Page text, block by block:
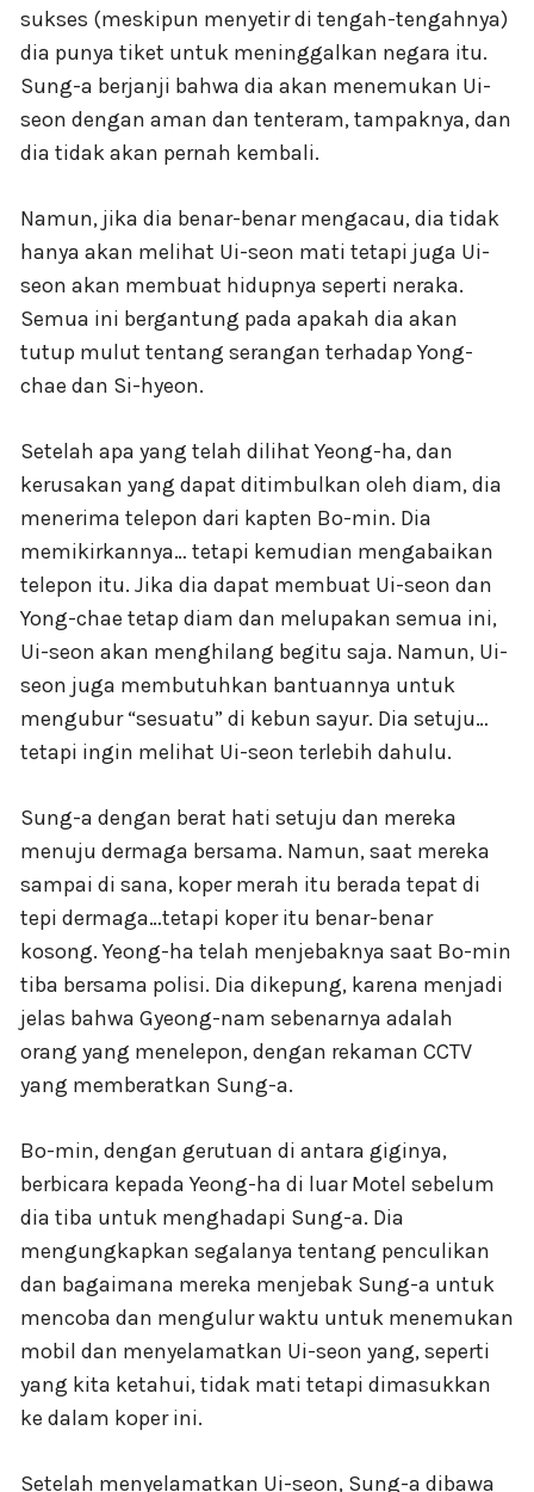
sukses (meskipun menyetir di tengah-tengahnya)
dia punya tiket untuk meninggalkan negara itu.
Sung-a berjanji bahwa dia akan menemukan Ui-
seon dengan aman dan tenteram, tampaknya, dan
dia tidak akan pernah kembali.
Namun, jika dia benar-benar mengacau, dia tidak
hanya akan melihat Ui-seon mati tetapi juga Ui-
seon akan membuat hidupnya seperti neraka.
Semua ini bergantung pada apakah dia akan
tutup mulut tentang serangan terhadap Yong-
chae dan Si-hyeon.
Setelah apa yang telah dilihat Yeong-ha, dan
kerusakan yang dapat ditimbulkan oleh diam, dia
menerima telepon dari kapten Bo-min. Dia
memikirkannya… tetapi kemudian mengabaikan
telepon itu. Jika dia dapat membuat Ui-seon dan
Yong-chae tetap diam dan melupakan semua ini,
Ui-seon akan menghilang begitu saja. Namun, Ui-
seon juga membutuhkan bantuannya untuk
mengubur “sesuatu” di kebun sayur. Dia setuju…
tetapi ingin melihat Ui-seon terlebih dahulu.
Sung-a dengan berat hati setuju dan mereka
menuju dermaga bersama. Namun, saat mereka
sampai di sana, koper merah itu berada tepat di
tepi dermaga…tetapi koper itu benar-benar
kosong. Yeong-ha telah menjebaknya saat Bo-min
tiba bersama polisi. Dia dikepung, karena menjadi
jelas bahwa Gyeong-nam sebenarnya adalah
orang yang menelepon, dengan rekaman CCTV
yang memberatkan Sung-a.
Bo-min, dengan gerutuan di antara giginya,
berbicara kepada Yeong-ha di luar Motel sebelum
dia tiba untuk menghadapi Sung-a. Dia
mengungkapkan segalanya tentang penculikan
dan bagaimana mereka menjebak Sung-a untuk
mencoba dan mengulur waktu untuk menemukan
mobil dan menyelamatkan Ui-seon yang, seperti
yang kita ketahui, tidak mati tetapi dimasukkan
ke dalam koper ini.
Setelah menyelamatkan Ui-seon, Sung-a dibawa